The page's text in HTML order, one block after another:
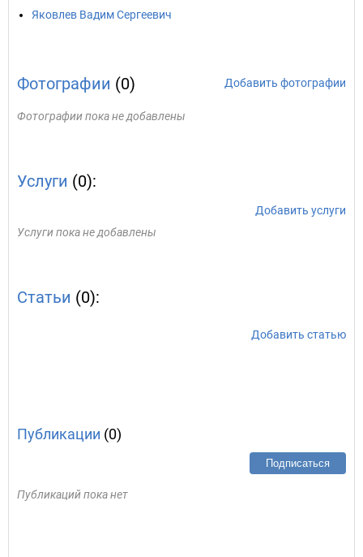
Яковлев Вадим Сергеевич
Фотографии (0) Добавить фотографии
Фотографии пока не добавлены
Услуги (0):
Добавить услуги
Услуги пока не добавлены
Статьи (0):
Добавить статью
Публикации (0)
Подписаться
Публикаций пока нет